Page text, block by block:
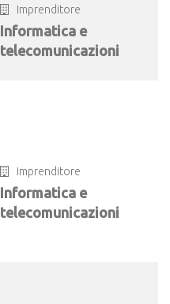
Imprenditore
Informatica e
telecomunicazioni
Imprenditore
Informatica e
telecomunicazioni